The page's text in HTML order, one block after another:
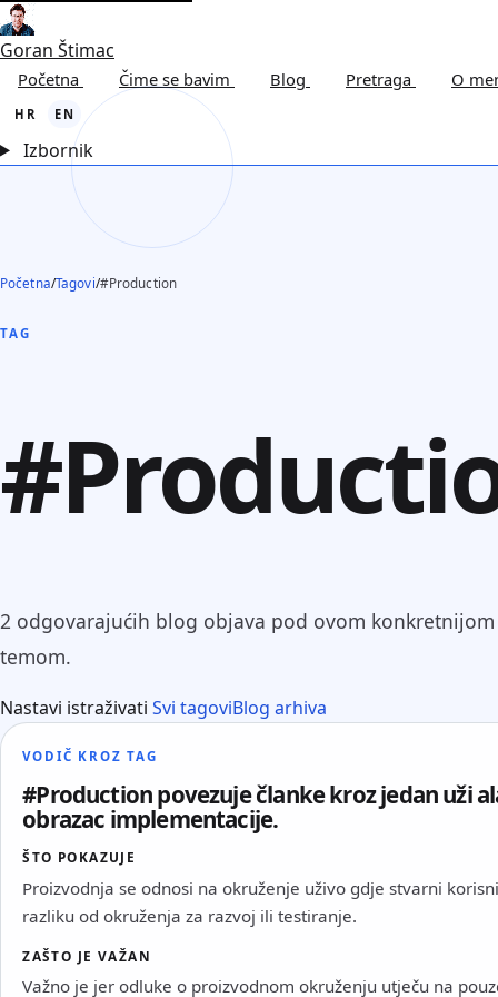
Goran Štimac
Početna Čime se bavim Blog Pretraga O
HR EN
Izbornik
Početna/Tagovi/#Production
TAG
2 odgovarajućih blog objava pod ovom
temom.
Nastavi istraživati Svi tagoviBlog arhiva
VODIČ KROZ TAG
#Production povezuje članke kroz jedan uži
obrazac implementacije.
ŠTO POKAZUJE
Proizvodnja se odnosi na okruženje uživo gdje stvarni
razliku od okruženja za razvoj ili testiranje.
ZAŠTO JE VAŽAN
Važno je jer odluke o proizvodnom okruženju utječu na